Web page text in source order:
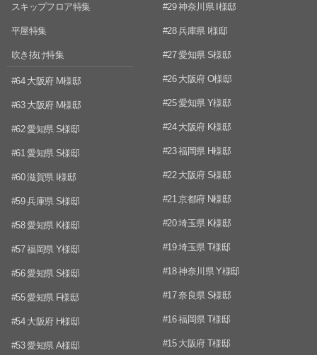
スキップフロア特集
平屋特集
吹き抜け特集
#64 大阪府 M様邸
#63 大阪府 M様邸
#62 愛知県 S様邸
#61 愛知県 S様邸
#60 滋賀県 I様邸
#59 兵庫県 S様邸
#58 愛知県 K様邸
#57 福岡県 Y様邸
#56 愛知県 S様邸
#55 愛知県 F様邸
#54 大阪府 H様邸
#53 愛知県 A様邸
#29 神奈川県 I様邸
#28 兵庫県 I様邸
#27 愛知県 S様邸
#26 大阪府 O様邸
#25 愛知県 Y様邸
#24 大阪府 K様邸
#23 福岡県 H様邸
#22 大阪府 S様邸
#21 京都府 N様邸
#20 埼玉県 K様邸
#19 埼玉県 T様邸
#18 神奈川県 Y様邸
#17 奈良県 S様邸
#16 福岡県 T様邸
#15 大阪府 T様邸